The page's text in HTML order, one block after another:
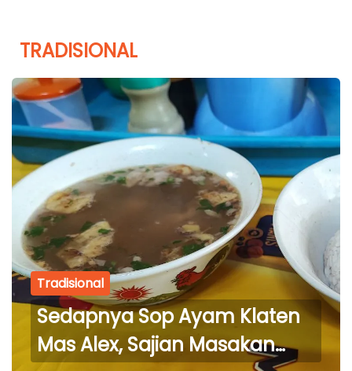
TRADISIONAL
Tradisional
Sedapnya Sop Ayam Klaten
Mas Alex, Sajian Masakan